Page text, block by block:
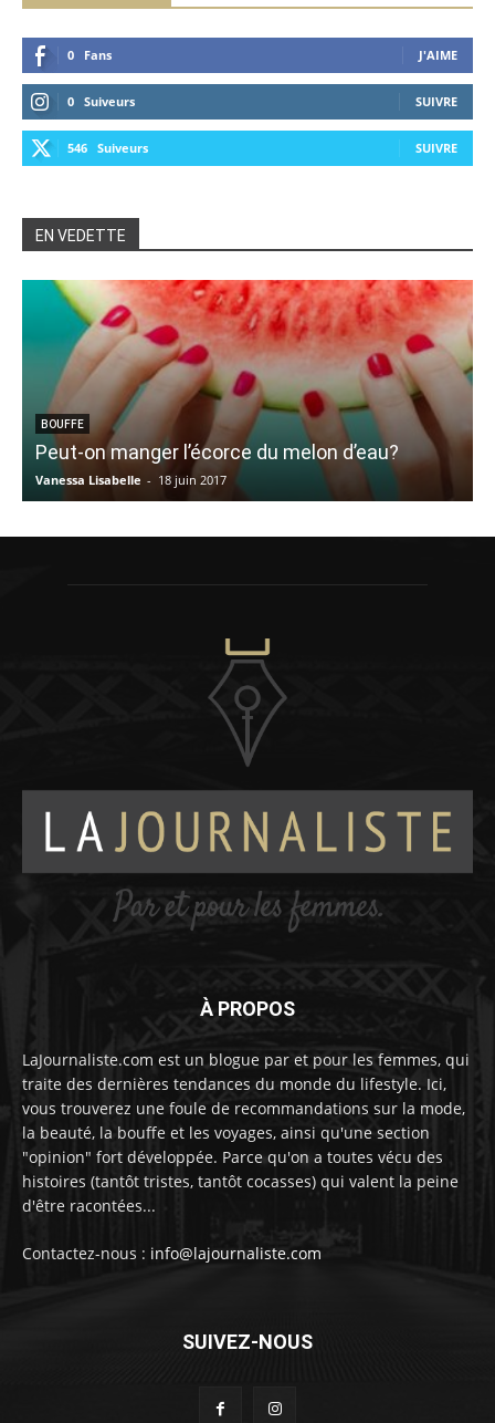
0 Fans J'AIME
0 Suiveurs SUIVRE
546 Suiveurs SUIVRE
EN VEDETTE
BOUFFE
Peut-on manger l’écorce du melon d’eau?
Vanessa Lisabelle - 18 juin 2017
À PROPOS
LaJournaliste.com est un blogue par et pour les femmes, qui
traite des dernières tendances du monde du lifestyle. Ici,
vous trouverez une foule de recommandations sur la mode,
la beauté, la bouffe et les voyages, ainsi qu'une section
"opinion" fort développée. Parce qu'on a toutes vécu des
histoires (tantôt tristes, tantôt cocasses) qui valent la peine
d'être racontées...
Contactez-nous : info@lajournaliste.com
SUIVEZ-NOUS